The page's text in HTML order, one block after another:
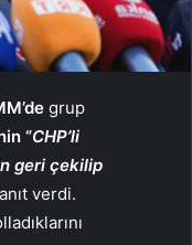
grup
“CHP’li
geri çekilip
verdi.